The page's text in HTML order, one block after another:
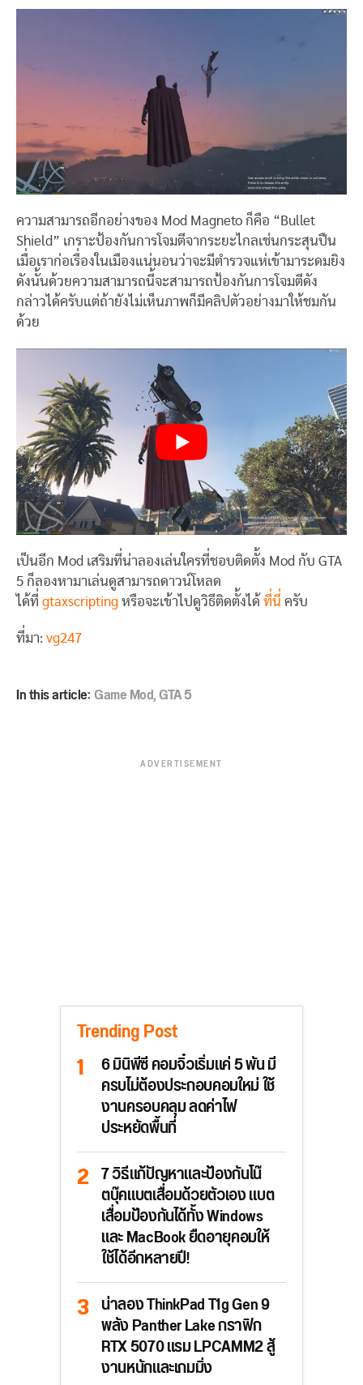
ความสามารถอีกอย่างของ Mod Magneto ก็คือ “Bullet
Shield” เกราะป้องกันการโจมตีจากระยะไกลเช่นกระสุนปืน
เมื่อเราก่อเรื่องในเมืองแน่นอนว่าจะมีตำรวจแห่เข้ามาระดมยิง
ดังนั้นด้วยความสามารถนี้จะสามารถป้องกันการโจมตีดัง
กล่าวได้ครับแต่ถ้ายังไม่เห็นภาพก็มีคลิปตัวอย่างมาให้ชมกัน
ด้วย
เป็นอีก Mod เสริมที่น่าลองเล่นใครที่ชอบติดตั้ง Mod กับ GTA
5 ก็ลองหามาเล่นดูสามารถดาวน์โหลด
ได้ที่ gtaxscripting หรือจะเข้าไปดูวิธีติดตั้งได้ ที่นี่ ครับ
ที่มา: vg247
In this article:Game Mod,GTA 5
ADVERTISEMENT
Trending Post
6 มินิพีซี คอมจิ๋วเริ่มแค่ 5 พัน มี
ครบไม่ต้องประกอบคอมใหม่ ใช้
งานครอบคลุม ลดค่าไฟ
ประหยัดพื้นที่
7 วิธีแก้ปัญหาและป้องกันโน๊
ตบุ๊คแบตเสื่อมด้วยตัวเอง แบต
เสื่อมป้องกันได้ทั้ง Windows
และ MacBook ยืดอายุคอมให้
ใช้ได้อีกหลายปี!
น่าลอง ThinkPad T1g Gen 9
พลัง Panther Lake กราฟิก
RTX 5070 แรม LPCAMM2 สู้
งานหนักและเกมมิ่ง